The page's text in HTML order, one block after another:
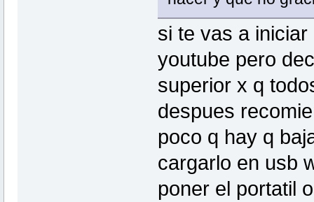
si te vas a
youtube pero
superior x q
despues
poco q hay q
cargarlo en usb
poner el portatil